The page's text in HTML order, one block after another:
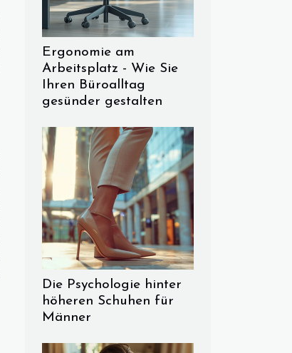
Ergonomie am
Arbeitsplatz - Wie Sie
Ihren Büroalltag
gesünder gestalten
Die Psychologie hinter
höheren Schuhen für
Männer